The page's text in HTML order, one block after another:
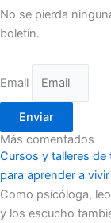
No se pierda
boletín.
Email
Enviar
Más comentados
Cursos y talleres
para aprender a vivir
Como psicóloga,
y los escucho